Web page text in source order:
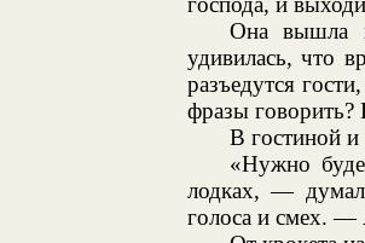
Она вышла
удивилась, что
разъедутся
фразы говорить?
В гостиной и
«Нужно
лодках, —
голоса и смех. —